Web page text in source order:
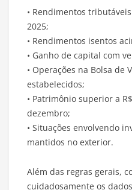
• Rendimentos
2025;
• Rendimentos isentos
• Ganho de capital com
• Operações na Bolsa de
estabelecidos;
• Patrimônio superior a
dezembro;
• Situações envolvendo
mantidos no exterior.
Além das regras gerais,
cuidadosamente os